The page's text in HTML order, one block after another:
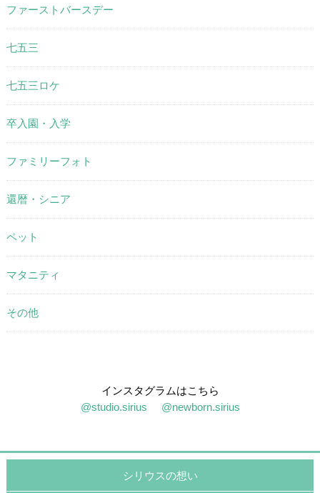
ファーストバースデー
七五三
七五三ロケ
卒入園・入学
ファミリーフォト
還暦・シニア
ペット
マタニティ
その他
インスタグラムはこちら
@studio.sirius
@newborn.sirius
シリウスの想い